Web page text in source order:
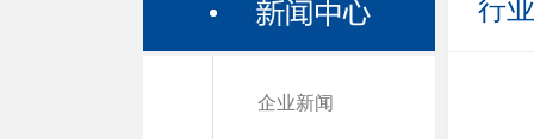
企业新闻
行